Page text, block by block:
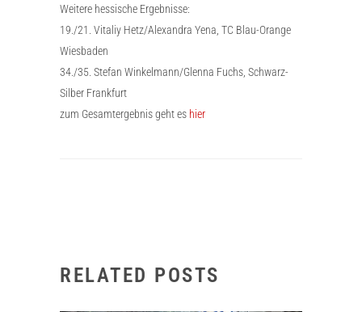
Weitere hessische Ergebnisse:
19./21. Vitaliy Hetz/Alexandra Yena, TC Blau-Orange
Wiesbaden
34./35. Stefan Winkelmann/Glenna Fuchs, Schwarz-
Silber Frankfurt
zum Gesamtergebnis geht es hier
RELATED POSTS